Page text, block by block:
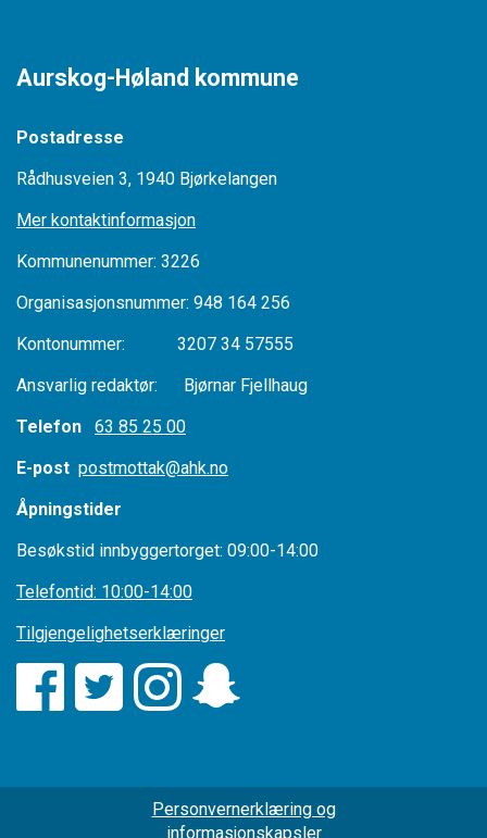
Aurskog-Høland kommune
Postadresse
Rådhusveien 3, 1940 Bjørkelangen
Mer kontaktinformasjon
Kommunenummer: 3226
Organisasjonsnummer: 948 164 256
Kontonummer: 3207 34 57555
Ansvarlig redaktør: Bjørnar Fjellhaug
Telefon 63 85 25 00
E-post postmottak@ahk.no
Åpningstider
Besøkstid innbyggertorget: 09:00-14:00
Telefontid: 10:00-14:00
Tilgjengelighetserklæringer
Personvernerklæring og
informasjonskapsler